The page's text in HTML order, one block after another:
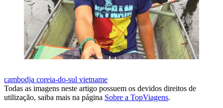
cambodja coreia-do-sul vietname
Todas as imagens neste artigo possuem os devidos direitos de
utilização, saiba mais na página Sobre a TopViagens.